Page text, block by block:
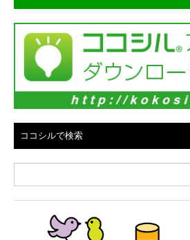
シ
ョ
ン
ココシルで検索